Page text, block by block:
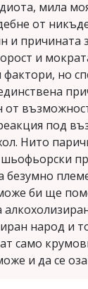
мила
от
и причината
и
но
под
Нито
безумно
би ще
народ и
само
и да се